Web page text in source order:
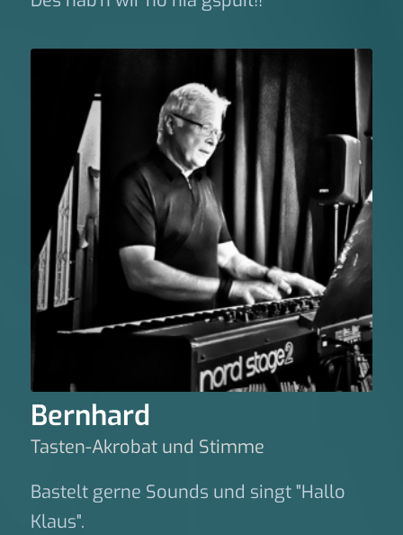
Bernhard
Tasten-Akrobat und Stimme
Bastelt gerne Sounds und singt "Hallo
Klaus".